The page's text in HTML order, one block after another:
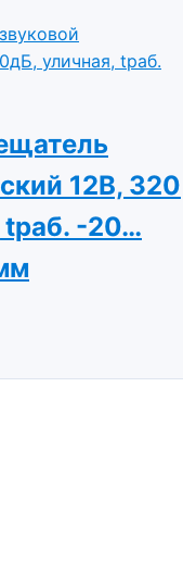
12В, 320
tраб. -20…